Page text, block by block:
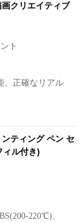
クリエイティブ
ト
、正確なリアル
ティング ペン セ
ィル付き)
220℃)、